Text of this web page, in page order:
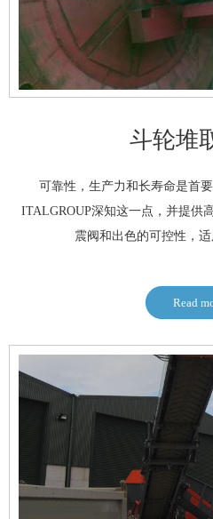
斗轮堆
可靠性，生产力和长寿命是首
ITALGROUP深知这一点，并提供
震阀和出色的可控性，适
Read